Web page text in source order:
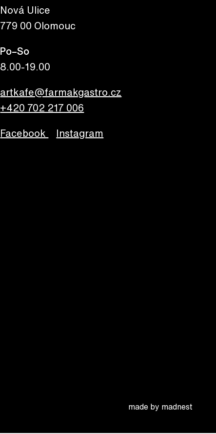
Nová Ulice
779 00 Olomouc
Po–So
8.00-19.00
artkafe@farmakgastro.cz
+420 702 217 006
Facebook Instagram
made by madnest